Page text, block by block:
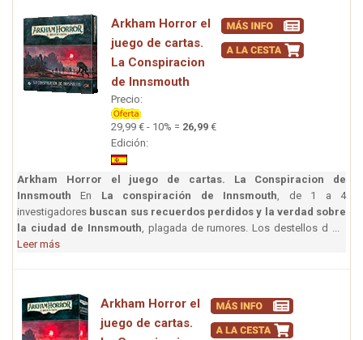
Arkham Horror el
juego de cartas.
La Conspiracion
de Innsmouth
Precio:
29,99 € - 10% = 26,99 €
Edición:
Arkham Horror el juego de cartas. La Conspiracion de
Innsmouth En La conspiración de Innsmouth , de 1 a 4
investigadores buscan sus recuerdos perdidos y la verdad sobre
la ciudad de Innsmouth , plagada de rumores. Los destellos d ...
Leer más
Arkham Horror el
juego de cartas.